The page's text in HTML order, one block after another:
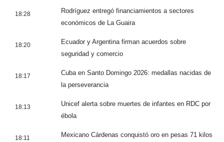
18:28
Rodríguez entregó financiamientos a sectores
económicos de La Guaira
18:20
Ecuador y Argentina firman acuerdos sobre
seguridad y comercio
18:17
Cuba en Santo Domingo 2026: medallas nacidas de
la perseverancia
18:13
Unicef alerta sobre muertes de infantes en RDC por
ébola
18:11
Mexicano Cárdenas conquistó oro en pesas 71 kilos